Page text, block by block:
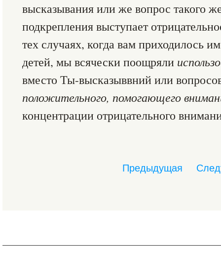
высказывания или же вопрос такого
подкрепления выступает
тех случаях, когда вам приходилось
детей, мы всячески поощряли
вместо Ты-высказыввний или
положительного, помогающего
концентрации отрицательного
Предыдущая